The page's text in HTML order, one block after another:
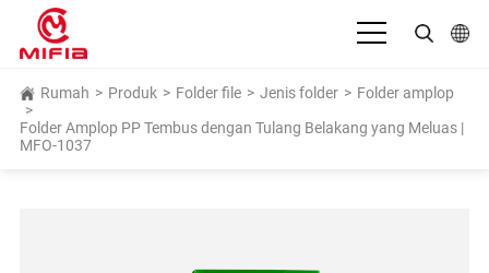
Bahasa Indonesia
English
Rumah > Produk > Folder file > Jenis folder > Folder amplop
>
Folder Amplop PP Tembus dengan Tulang Belakang yang Meluas |
MFO-1037